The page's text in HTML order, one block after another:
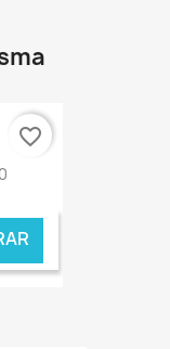
favorite_border